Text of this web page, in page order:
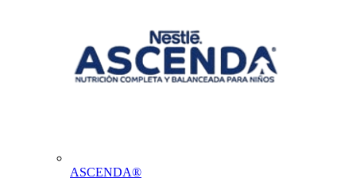
ASCENDA®